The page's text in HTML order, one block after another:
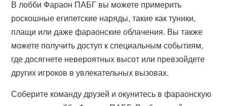
В лобби Фараон ПАБГ вы можете примерить
роскошные египетские наряды, такие как туники,
плащи или даже фараонские облачения. Вы также
можете получить доступ к специальным событиям,
где досягнете невероятных высот или превзойдете
других игроков в увлекательных вызовах.
Соберите команду друзей и окунитесь в фараонскую